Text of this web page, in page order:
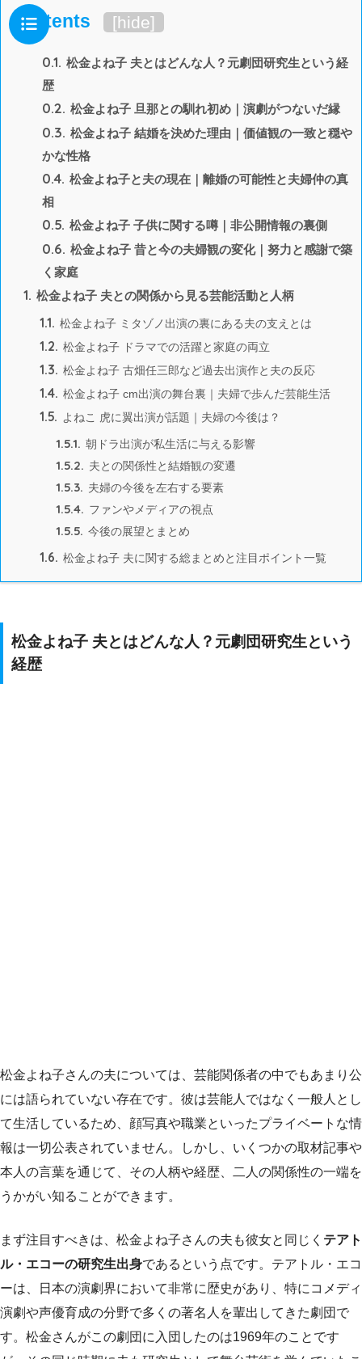
Contents [hide]
0.1. 松金よね子 夫とはどんな人？元劇団研究生という経
歴
0.2. 松金よね子 旦那との馴れ初め｜演劇がつないだ縁
0.3. 松金よね子 結婚を決めた理由｜価値観の一致と穏や
かな性格
0.4. 松金よね子と夫の現在｜離婚の可能性と夫婦仲の真
相
0.5. 松金よね子 子供に関する噂｜非公開情報の裏側
0.6. 松金よね子 昔と今の夫婦観の変化｜努力と感謝で築
く家庭
1. 松金よね子 夫との関係から見る芸能活動と人柄
1.1. 松金よね子 ミタゾノ出演の裏にある夫の支えとは
1.2. 松金よね子 ドラマでの活躍と家庭の両立
1.3. 松金よね子 古畑任三郎など過去出演作と夫の反応
1.4. 松金よね子 cm出演の舞台裏｜夫婦で歩んだ芸能生活
1.5. よねこ 虎に翼出演が話題｜夫婦の今後は？
1.5.1. 朝ドラ出演が私生活に与える影響
1.5.2. 夫との関係性と結婚観の変遷
1.5.3. 夫婦の今後を左右する要素
1.5.4. ファンやメディアの視点
1.5.5. 今後の展望とまとめ
1.6. 松金よね子 夫に関する総まとめと注目ポイント一覧
松金よね子 夫とはどんな人？元劇団研究生という
経歴
松金よね子さんの夫については、芸能関係者の中でもあまり公
には語られていない存在です。彼は芸能人ではなく一般人とし
て生活しているため、顔写真や職業といったプライベートな情
報は一切公表されていません。しかし、いくつかの取材記事や
本人の言葉を通じて、その人柄や経歴、二人の関係性の一端を
うかがい知ることができます。
まず注目すべきは、松金よね子さんの夫も彼女と同じく テアト
ル・エコーの研究生出身であるという点です。テアトル・エコ
ーは、日本の演劇界において非常に歴史があり、特にコメディ
演劇や声優育成の分野で多くの著名人を輩出してきた劇団で
す。松金さんがこの劇団に入団したのは1969年のことです